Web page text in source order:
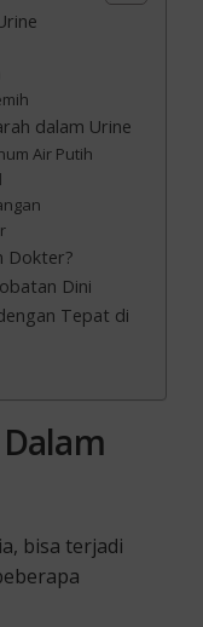
dalam Urine
Air Putih
Dokter?
Dini
Tepat di
bisa terjadi